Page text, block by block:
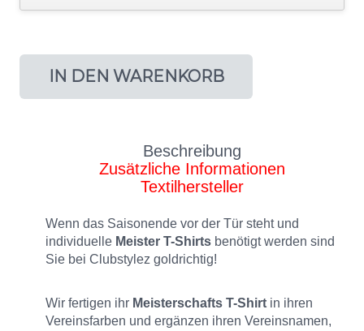
IN DEN WARENKORB
Beschreibung
Zusätzliche Informationen
Textilhersteller
Wenn das Saisonende vor der Tür steht und
individuelle Meister T-Shirts benötigt werden sind
Sie bei Clubstylez goldrichtig!
Wir fertigen ihr Meisterschafts T-Shirt in ihren
Vereinsfarben und ergänzen ihren Vereinsnamen,